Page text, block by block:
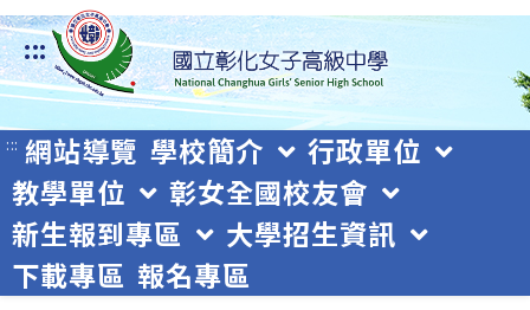
跳
轉
至
主
要
內
容
:::
::: 網站導覽 學校簡介
行政單位
教學單位
彰女全國校友會
新生報到專區
大學招生資訊
下載專區 報名專區